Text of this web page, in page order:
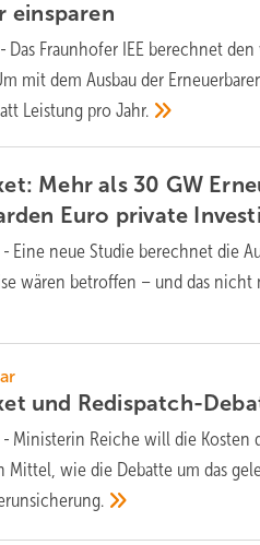
einsparen
- Das Fraunhofer IEE berechnet
mit dem Ausbau der
Leistung proJahr.
Mehr als 30 GW
Euro private
- Eine neue Studie berechnet die
wären betroffen – und das nicht
und Redispatch-
- Ministerin Reiche will die Kosten
Mittel, wie die Debatte um das